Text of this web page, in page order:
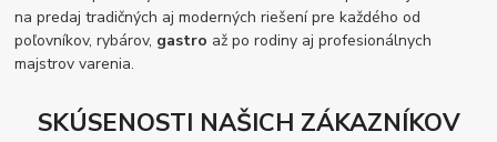
na predaj tradičných aj moderných riešení pre každého od
poľovníkov, rybárov, gastro až po rodiny aj profesionálnych
majstrov varenia.
SKÚSENOSTI NAŠICH ZÁKAZNÍKOV